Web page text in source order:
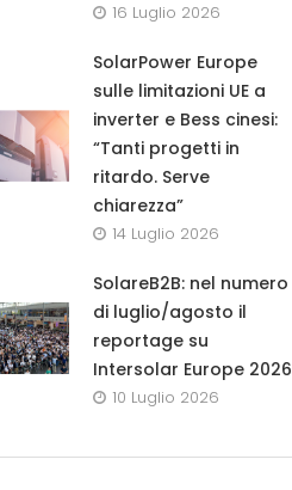
16 Luglio 2026
SolarPower Europe
sulle limitazioni UE a
inverter e Bess cinesi:
“Tanti progetti in
ritardo. Serve
chiarezza”
14 Luglio 2026
SolareB2B: nel numero
di luglio/agosto il
reportage su
Intersolar Europe 2026
10 Luglio 2026